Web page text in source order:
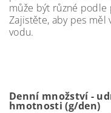
může být různé podle
Zajistěte, aby pes
vodu.
Denní množství -
hmotnosti (g/den)